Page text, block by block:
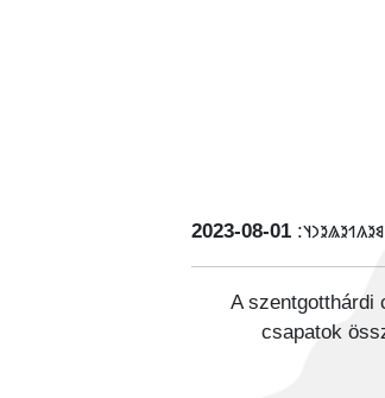
𐳘𐳉𐳍𐳒𐳉𐳖𐳉𐳙𐳦:
‭2023-08-01
A szentgotthárdi
csapatok